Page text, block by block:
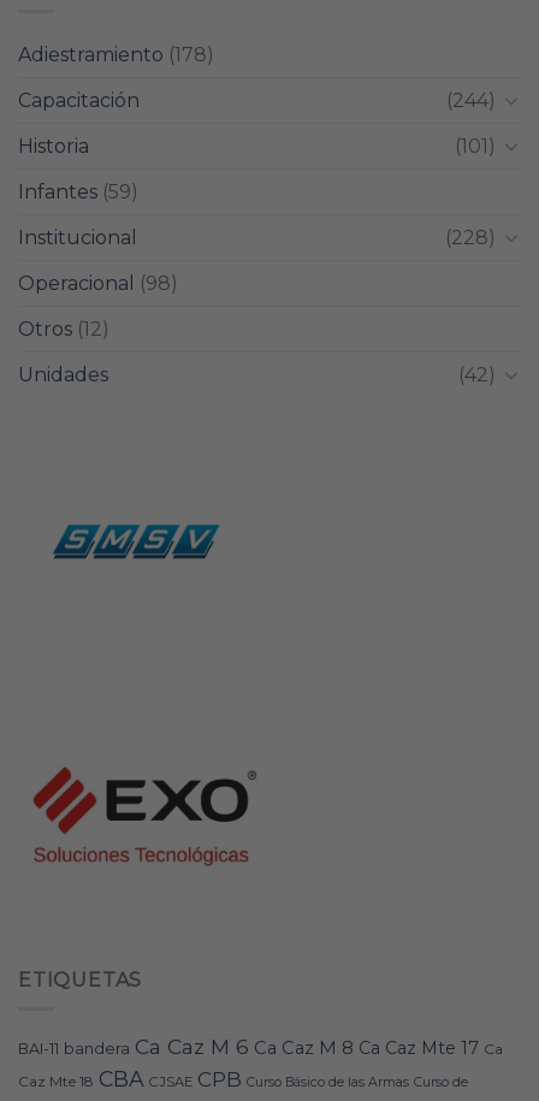
Adiestramiento (178)
Capacitación
(244)
Historia
(101)
Infantes (59)
Institucional
(228)
Operacional
(98)
Otros (12)
Unidades
(42)
ETIQUETAS
BAI-11 bandera Ca Caz M 6 Ca Caz M 8 Ca Caz Mte 17 Ca
Caz Mte 18 CBA CJSAE CPB Curso Básico de las Armas Curso de